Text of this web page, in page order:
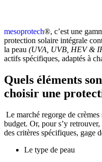
mesoprotech®, c’est une
protection solaire intégrale
la peau (UVA, UVB, HEV &
actifs spécifiques, adaptés à
Quels éléments
choisir une
Le marché regorge de
budget. Or, pour s’y
des critères spécifiques, gage
Le type de peau